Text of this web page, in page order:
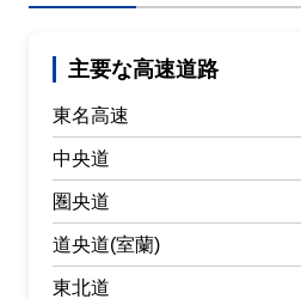
主要な高速道路
東名高速
中央道
圏央道
道央道(室蘭)
東北道